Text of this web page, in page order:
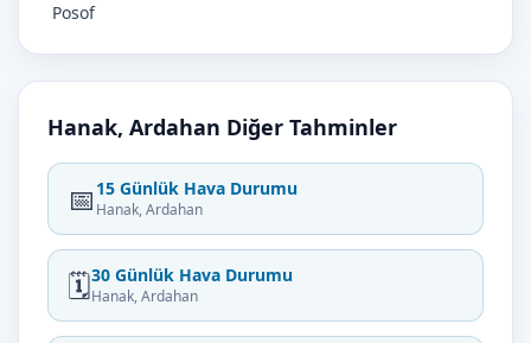
Posof
Hanak, Ardahan Diğer Tahminler
📅 15 Günlük Hava Durumu
Hanak, Ardahan
🗓️30 Günlük Hava Durumu
Hanak, Ardahan